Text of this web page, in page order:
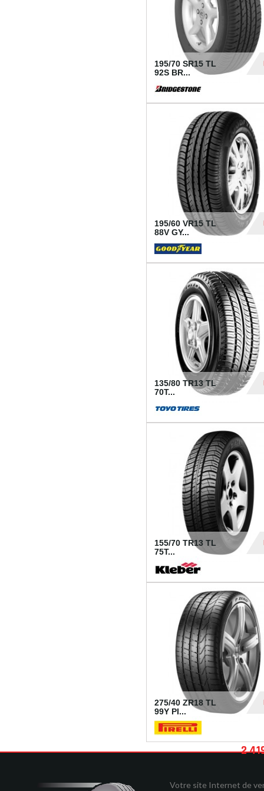
195/70 SR15 TL
92S BR...
195/60 VR15 TL
88V GY...
135/80 TR13 TL
70T...
155/70 TR13 TL
75T...
275/40 ZR18 TL
99Y PI...
2
Votre site Internet de